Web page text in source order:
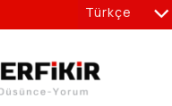
Türkçe
en